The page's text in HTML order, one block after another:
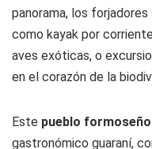
panorama, los
como kayak por
aves exóticas, o
en el corazón de la
Este pueblo formoseño
gastronómico guaraní,